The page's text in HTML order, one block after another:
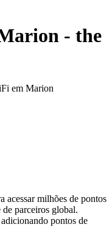
- the
em Marion
acessar milhões de pontos
parceiros global.
pontos de